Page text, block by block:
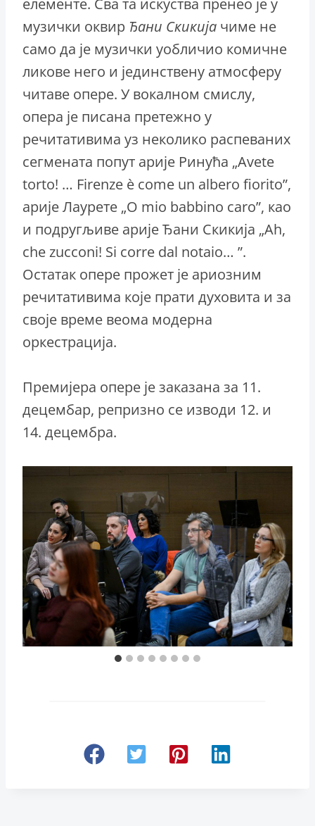
елементе. Сва та искуства пренео је у
музички оквир Ђани Скикија чиме не
само да је музички уобличио комичне
ликове него и јединствену атмосферу
читаве опере. У вокалном смислу,
опера је писана претежно у
речитативима уз неколико распеваних
сегмената попут арије Ринућа „Avete
torto! … Firenze è come un albero fiorito”,
арије Лаурете „O mio babbino caro”, као
и подругљиве арије Ђани Скикија „Ah,
che zucconi! Si corre dal notaio… ”.
Остатак опере прожет је ариозним
речитативима које прати духовита и за
своје време веома модерна
оркестрација.
Премијера опере је заказана за 11.
децембар, репризно се изводи 12. и
14. децембра.